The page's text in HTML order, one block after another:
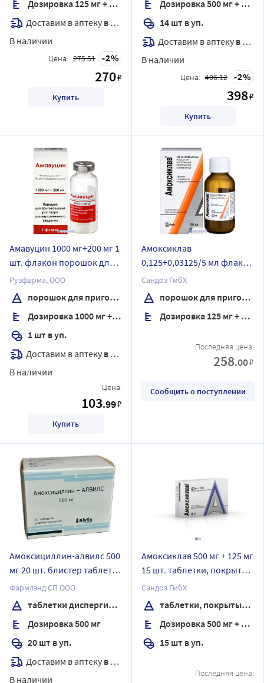
комплектность шприц-
дозатор
Дозировка 125 мг + 31,25 мг/5 мл
Доставим в аптеку в течение 7 дней
В наличии
Цена: 275.51 2
270₽
Купить
Дозировка 500 мг + 125 мг
14 шт в уп.
Доставим в аптеку в течение 7 дней
В наличии
Цена: 406.12 2
398₽
Купить
Амавуцин 1000 мг+200 мг 1
шт. флакон порошок для
приготовления раствора
внутривенного введения
Рузфарма, ООО
порошок для приготовления раствора внутривенного введения
Дозировка 1000 мг + 200 мг
1 шт в уп.
Доставим в аптеку в течение 7 дней
В наличии
Цена:
103.99₽
Купить
Амоксиклав
0,125+0,03125/5 мл флакон
порошок для
приготовления суспензии
для приема внутрь 7,88 гр
комплектность пипетка
градуированная
Сандоз ГмбХ
порошок для приготовления суспензии для приема внутрь
Дозировка 125 мг + 31,25 мг/5 мл
Последняя цена:
258.00₽
Сообщить о поступлении
Амоксициллин-алвилс 500
мг 20 шт. блистер таблетки
диспергируемые
Фармлэнд СП ООО
таблетки диспергируемые
Дозировка 500 мг
20 шт в уп.
Доставим в аптеку в течение 7 дней
В наличии
Амоксиклав 500 мг + 125 мг
15 шт. таблетки, покрытые
пленочной оболочкой
Сандоз ГмбХ
таблетки, покрытые пленочной оболочкой
Дозировка 500 мг + 125 мг
15 шт в уп.
Последняя цена: